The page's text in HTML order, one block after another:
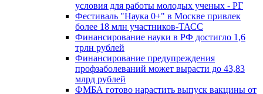
условия для работы молодых ученых - РГ
Фестиваль "Наука 0+" в Москве привлек
более 18 млн участников-ТАСС
Финансирование науки в РФ достигло 1,6
трлн рублей
Финансирование предупреждения
профзаболеваний может вырасти до 43,83
млрд рублей
ФМБА готово нарастить выпуск вакцины от